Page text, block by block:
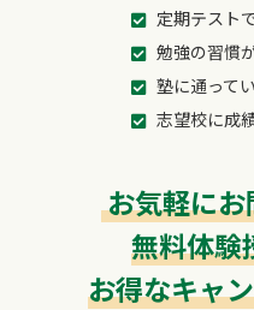
定期テスト
勉強の習慣
塾に通って
志望校に成
お気軽に
無料体験
お得なキャ